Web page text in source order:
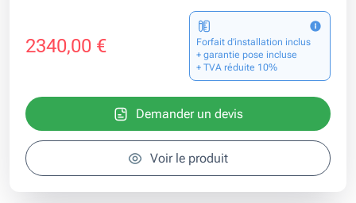
2340,00 €
Forfait d’installation inclus
+ garantie pose incluse
+ TVA réduite 10%
Demander un devis
Voir le produit